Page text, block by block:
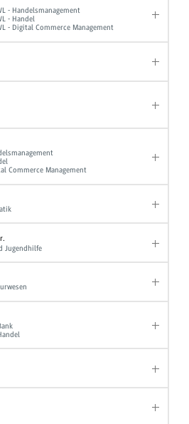
- Handelsmanagement
- Handel
- Digital Commerce Management
Commerce Management
Jugendhilfe